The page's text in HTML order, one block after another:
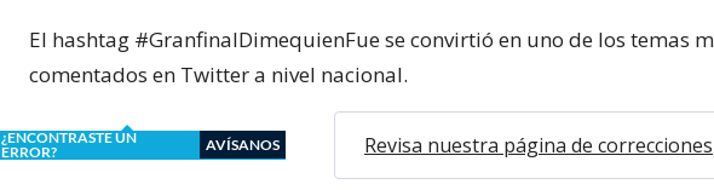
El hashtag #GranfinalDimequienFue se convirtió en uno de los temas
comentados en Twitter a nivel nacional.
¿ENCONTRASTE UN
ERROR?
AVÍSANOS Revisa nuestra página de correcciones